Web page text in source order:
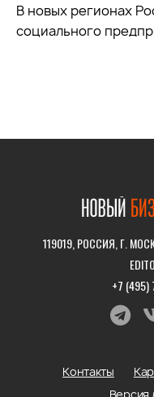
В новых регионах
социального
119019, РОССИЯ, Г.
+7 (495)
Контакты